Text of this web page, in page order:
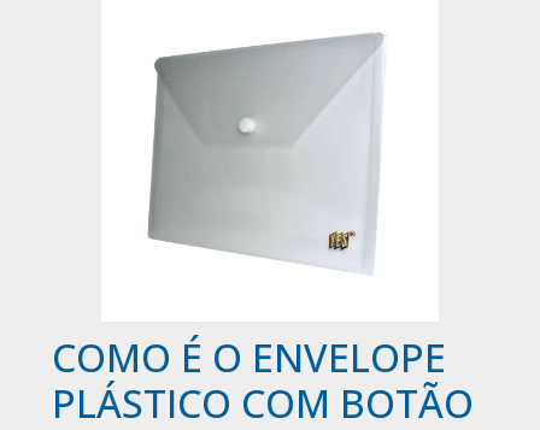
COMO É O ENVELOPE
PLÁSTICO COM BOTÃO